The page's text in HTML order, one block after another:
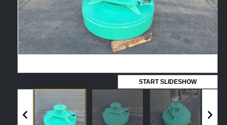
januari 2023
Vacatures
Login
WordPress.org
START SLIDESHOW